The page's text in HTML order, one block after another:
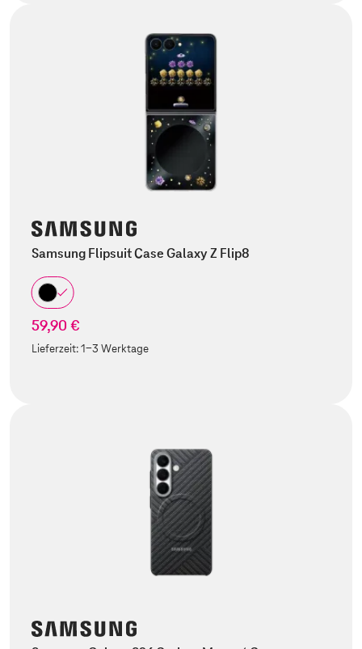
Samsung Flipsuit Case Galaxy Z Flip8
59,90 €
Lieferzeit:1-3 Werktage